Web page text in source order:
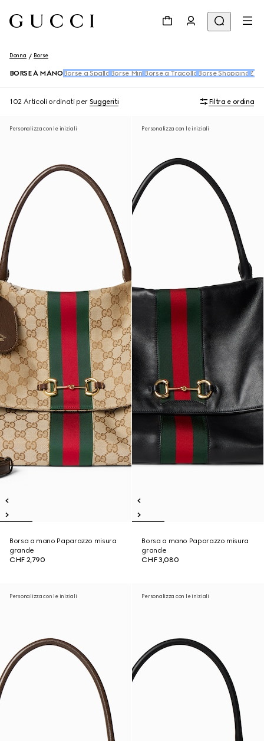
Donna Borse
BORSE A MANO Borse a Spalla Borse Mini Borse a Tracolla Borse Shopping
102 Articoli ordinati per Suggeriti Filtra e ordina
Personalizza con le iniziali
Borsa a mano Paparazzo misura
grande
CHF 2,790
Personalizza con le iniziali
Borsa a mano Paparazzo misura
grande
CHF 3,080
Personalizza con le iniziali Personalizza con le iniziali